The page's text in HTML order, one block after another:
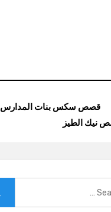
قصص سكس بنات المدارس
نيك الطيز